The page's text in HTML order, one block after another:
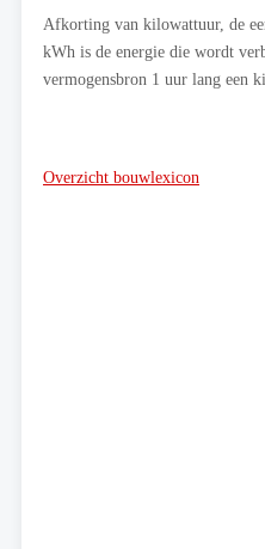
Afkorting van kilowattuur, de
kWh is de energie die wordt
vermogensbron 1 uur lang een
Overzicht bouwlexicon